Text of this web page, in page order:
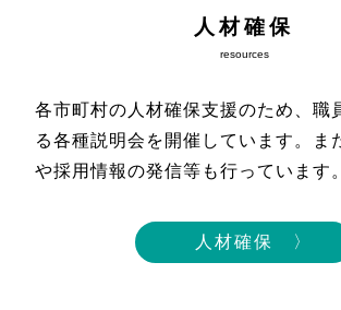
人材確保
resources
各市町村の人材確保支援のため、職
る各種説明会を開催しています。ま
や採用情報の発信等も行っています。
人材確保 〉